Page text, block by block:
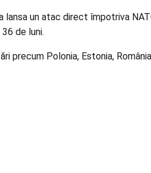
un atac direct împotriva
de luni.
precum Polonia, Estonia,